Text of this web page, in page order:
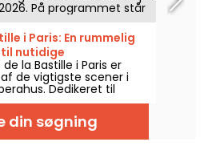
På programmet står
koncerter, der afholdes i
en idyllisk ramme for
i Paris: En rummelig
nutidige
la Bastille i Paris er
de vigtigste scener i
Dedikeret til
og
året rundt. Siden
den moderne bygning
publikum og er blevet et
din søgning